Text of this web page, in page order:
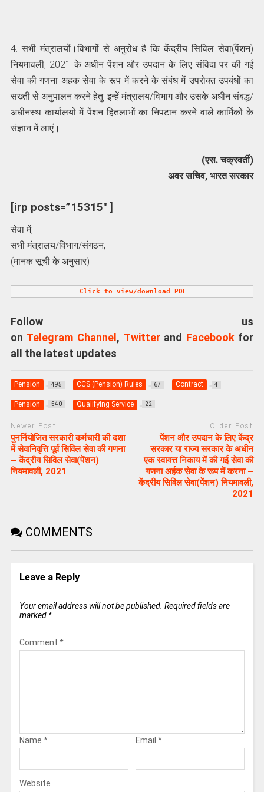
4. सभी मंत्रालयों।विभागों से अनुरोध है कि केंद्रीय सिविल सेवा(पेंशन)
नियमावली, 2021 के अधीन पेंशन और उपदान के लिए संविदा पर की गई
सेवा की गणना अहक सेवा के रूप में करने के संबंध में उपरोक्त उपबंधों का
सख्ती से अनुपालन करने हेतु, इन्हें मंत्रालय/विभाग और उसके अधीन संबद्ध/
अधीनस्थ कार्यालयों में पेंशन हितलाभों का निपटान करने वाले कार्मिकों के
संज्ञान में लाएं।
(एस. चक्रवर्ती)
अवर सचिव, भारत सरकार
[irp posts=”15315″ ]
सेवा में,
सभी मंत्रालय/विभाग/संगठन,
(मानक सूची के अनुसार)
Click to view/download PDF
Follow us
on Telegram Channel , Twitterand Facebookfor
all the latest updates
Pension 495 CCS (Pension) Rules 67 Contract 4
Pension 540 Qualifying Service 22
Newer Post
पुनर्नियोजित सरकारी कर्मचारी की दशा
में सेवानिवृत्ति पूर्व सिविल सेवा की गणना
– केंद्रीय सिविल सेवा(पेंशन)
नियमावली, 2021
Older Post
पेंशन और उपदान के लिए केंद्र
सरकार या राज्य सरकार के अधीन
एक स्वायत्त निकाय में की गई सेवा की
गणना अर्हक सेवा के रूप में करना –
केंद्रीय सिविल सेवा(पेंशन) नियमावली,
2021
COMMENTS
Leave a Reply
Your email address will not be published. Required fields are
marked *
Comment *
Name * Email *
Website